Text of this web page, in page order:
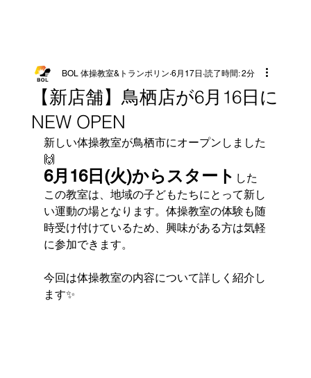
【新店舗】鳥栖店が6月16日に
NEW OPEN
BOL 体操教室&トランポリン 6月17日 読了時間: 2分
新しい体操教室が鳥栖市にオープンしました
🙌
6月16日(火)からスタート した
この教室は、地域の子どもたちにとって新し
い運動の場となります。体操教室の体験も随
時受け付けているため、興味がある方は気軽
に参加できます。
今回は体操教室の内容について詳しく紹介し
ます✨